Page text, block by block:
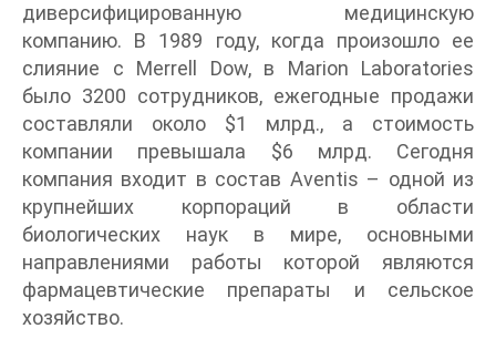
диверсифицированную медицинскую
компанию. В 1989 году, когда произошло ее
слияние с Merrell Dow, в Marion Laboratories
было 3200 сотрудников, ежегодные продажи
составляли около $1 млрд., а стоимость
компании превышала $6 млрд. Сегодня
компания входит в состав Aventis – одной из
крупнейших корпораций в области
биологических наук в мире, основными
направлениями работы которой являются
фармацевтические препараты и сельское
хозяйство.